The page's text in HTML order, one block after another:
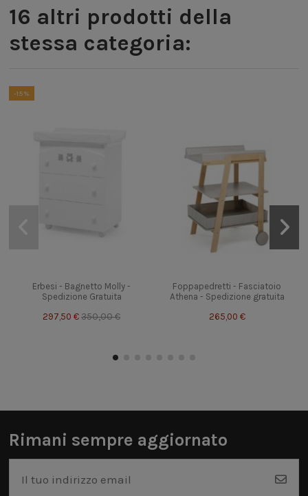
16 altri prodotti della
stessa categoria:
-15%
Erbesi - Bagnetto Molly -
Spedizione Gratuita
297,50 € 350,00 €
Foppapedretti - Fasciatoio
Athena - Spedizione gratuita
265,00 €
Rimani sempre aggiornato